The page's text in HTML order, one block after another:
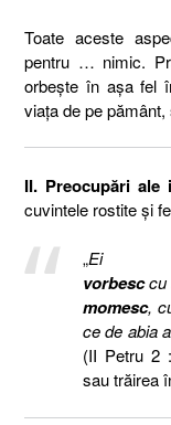
Toate aceste
pentru … nimic.
orbeşte în aşa fel
viaţa de pe
II. Preocupări ale
cuvintele rostite şi
„Ei
vorbesccu
momesc,
ce de abia
(II Petru 2
sau trăirea